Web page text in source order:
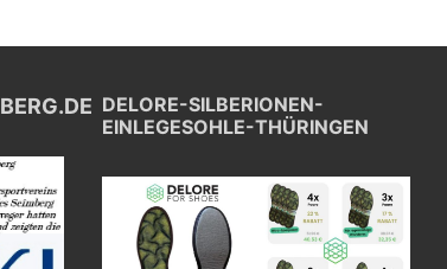
DELORE-SILBERIONEN-
EINLEGESOHLE-THÜRINGEN